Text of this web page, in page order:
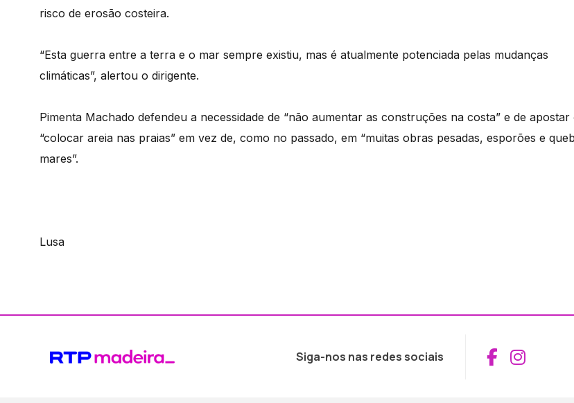
risco de erosão costeira.
“Esta guerra entre a terra e o mar sempre existiu, mas é atualmente potenciada pelas mudanças
climáticas”, alertou o dirigente.
Pimenta Machado defendeu a necessidade de “não aumentar as construções na costa” e de apostar
“colocar areia nas praias” em vez de, como no passado, em “muitas obras pesadas, esporões e
mares”.
Lusa
Siga-nos nas redes sociais Aceder